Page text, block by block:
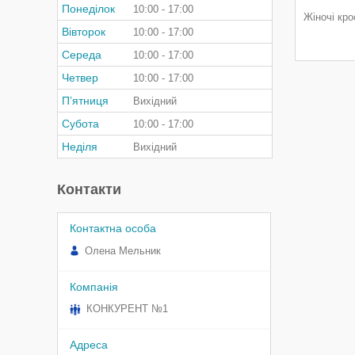
Жіночі
Понеділок 10:00 17:00
Вівторок 10:00 17:00
Середа 10:00 17:00
Четвер 10:00 17:00
Пʼятниця Вихідний
Субота 10:00 17:00
Неділя Вихідний
Контакти
Олена Мельник
КОНКУРЕНТ №1